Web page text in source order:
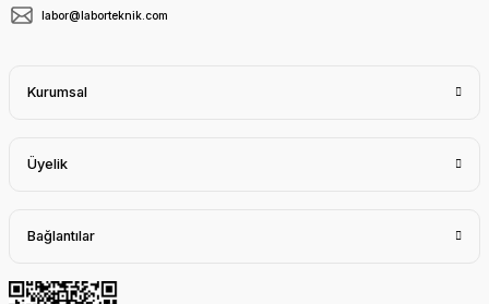
labor@laborteknik.com
Kurumsal
Üyelik
Bağlantılar